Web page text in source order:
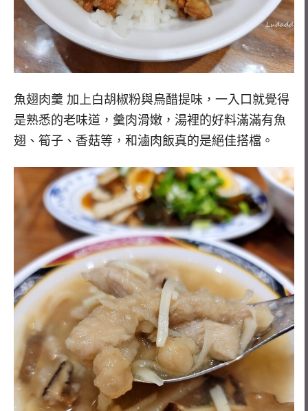
魚翅肉羹 加上白胡椒粉與烏醋提味，一入口就覺得
是熟悉的老味道，羹肉滑嫩，湯裡的好料滿滿有魚
翅、筍子、香菇等，和滷肉飯真的是絕佳搭檔。